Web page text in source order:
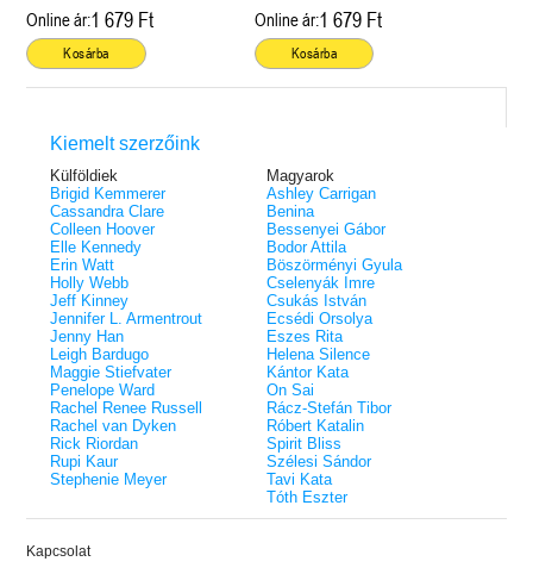
Online ár:1 679 Ft
Kosárba
Online ár:1 679 Ft
Kosárba
Kiemelt szerzőink
Külföldiek
Brigid Kemmerer
Cassandra Clare
Colleen Hoover
Elle Kennedy
Erin Watt
Holly Webb
Jeff Kinney
Jennifer L. Armentrout
Jenny Han
Leigh Bardugo
Maggie Stiefvater
Penelope Ward
Rachel Renee Russell
Rachel van Dyken
Rick Riordan
Rupi Kaur
Stephenie Meyer
Magyarok
Ashley Carrigan
Benina
Bessenyei Gábor
Bodor Attila
Böszörményi Gyula
Cselenyák Imre
Csukás István
Ecsédi Orsolya
Eszes Rita
Helena Silence
Kántor Kata
On Sai
Rácz-Stefán Tibor
Róbert Katalin
Spirit Bliss
Szélesi Sándor
Tavi Kata
Tóth Eszter
Kapcsolat